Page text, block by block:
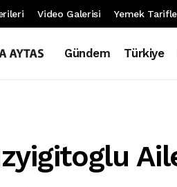
Video Galerisi Yemek
Gündem Türkiye